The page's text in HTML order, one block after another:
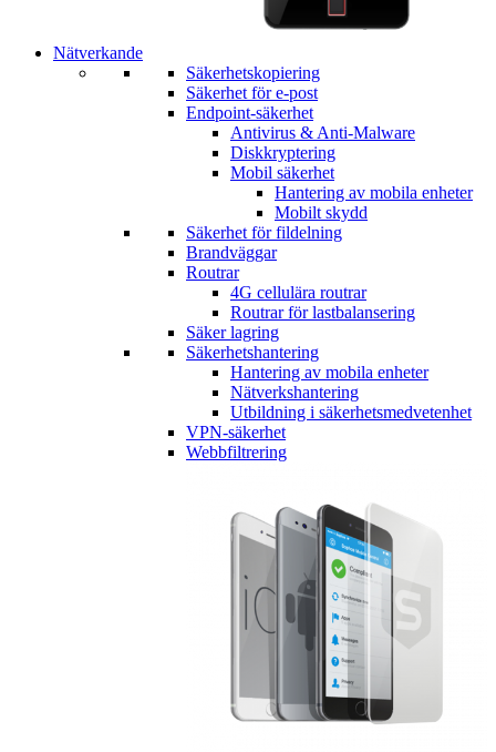
Nätverkande
Säkerhetskopiering
Säkerhet för e-post
Endpoint-säkerhet
Antivirus & Anti-Malware
Diskkryptering
Mobil säkerhet
Hantering av mobila enheter
Mobilt skydd
Säkerhet för fildelning
Brandväggar
Routrar
4G cellulära routrar
Routrar för lastbalansering
Säker lagring
Säkerhetshantering
Hantering av mobila enheter
Nätverkshantering
Utbildning i säkerhetsmedvetenhet
VPN-säkerhet
Webbfiltrering